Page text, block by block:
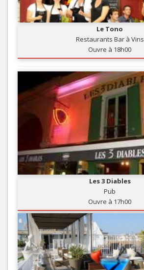
Le Tono
Restaurants Bar à Vins
Ouvre à 18h00
Les 3 Diables
Pub
Ouvre à 17h00